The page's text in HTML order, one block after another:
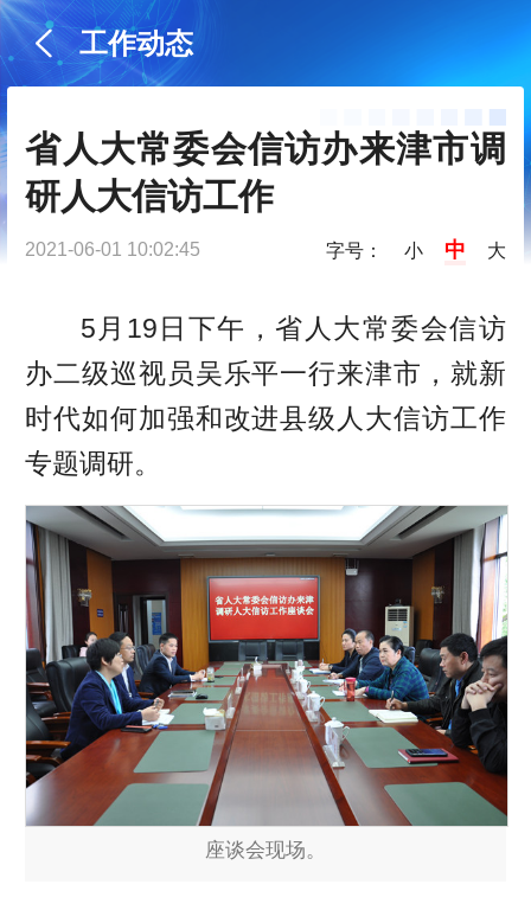
工作动态
省人大常委会信访办来津市调
研人大信访工作
2021-06-01 10:02:45 字号： 小 中 大
5月19日下午，省人大常委会信访
办二级巡视员吴乐平一行来津市，就新
时代如何加强和改进县级人大信访工作
专题调研。
座谈会现场。